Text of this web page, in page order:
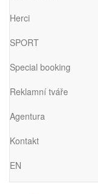
Herci
SPORT
Special booking
Reklamní tváře
Agentura
Kontakt
EN